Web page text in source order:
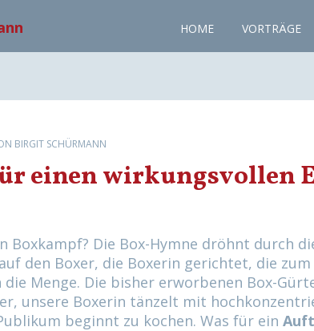
g
o
b
e
r
s
p
HOME VORTRÄGE
BIRGIT SCHÜRMANN
einen wirkungsvollen
Boxkampf? Die Box-Hymne dröhnt durch
den Boxer, die Boxerin gerichtet, die
die Menge. Die bisher erworbenen Box-
unsere Boxerin tänzelt mit
beginnt zu kochen. Was für ein